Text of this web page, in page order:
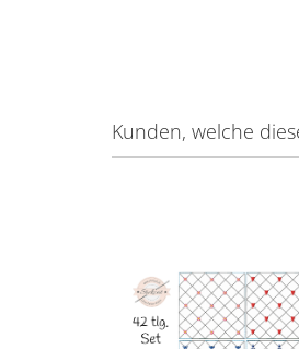
Kunden, welche